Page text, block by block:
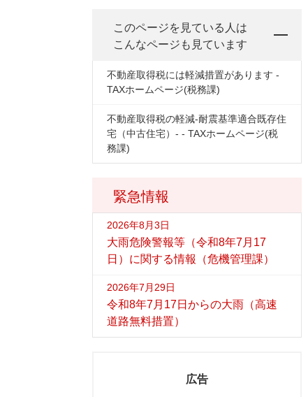
緊急情報
2026年8月3日
大雨危険警報等（令和8年7月17
日）に関する情報（危機管理課）
2026年7月29日
令和8年7月17日からの大雨（高速
道路無料措置）
このページを見ている人は
こんなページも見ています
不動産取得税には軽減措置があります -
TAXホームページ(税務課)
不動産取得税の軽減-耐震基準適合既存住
宅（中古住宅）- - TAXホームページ(税
務課)
広告